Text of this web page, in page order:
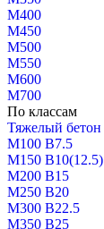
М400
М450
М500
М550
М600
М700
По классам
Тяжелый бетон
М100 В7.5
М150 В10(12.5)
М200 В15
М250 В20
М300 В22.5
М350 В25